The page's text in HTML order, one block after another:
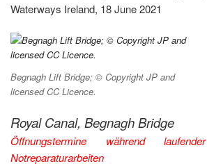
Waterways Ireland, 18 June 2021
Begnagh Lift Bridge; © Copyright JP and
licensed CC Licence.
Royal Canal, Begnagh Bridge
Öffnungstermine während laufender
Notreparaturarbeiten